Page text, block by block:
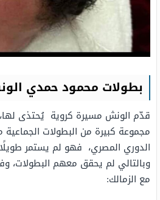
بطولات محمود حمدي
قدّم الونش مسيرة كروية يُحتذى
مجموعة كبيرة من البطولات
الدوري المصري، فهو لم يستمر
وبالتالي لم يحقق معهم البطولات،
مع الزمالك: